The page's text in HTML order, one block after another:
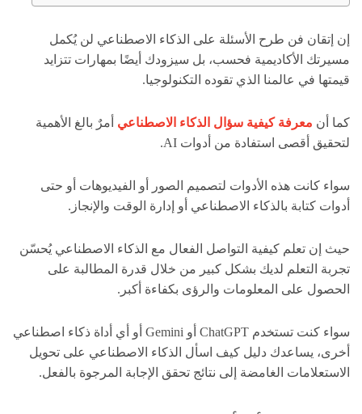
إن إتقان فن طرح الأسئلة على الذكاء الاصطناعي لن يُكمل
مسيرتك الأكاديمية فحسب، بل سيزودك أيضًا بمهارات تتزايد
قيمتها في عالمنا الذي تقوده التكنولوجيا.
كما أن معرفة كيفية سؤال الذكاء الاصطناعي أمرٌ بالغ الأهمية
لتحقيق أقصى استفادة من أدوات AI.
سواء كانت هذه الأدوات لتصميم الصور أو الفيديوهات أو حتى
أدوات كتابة بالذكاء الاصطناعي أو إدارة الوقت والإنجاز.
حيث إن تعلم كيفية التواصل الفعال مع الذكاء الاصطناعي يُحسّن
تجربة التعلم لديك بشكل كبير من خلال قدرة المطالبة على
الحصول على المعلومات والرؤى بكفاءة أكبر.
سواء كنت تستخدم ChatGPT أو Gemini أو أي أداة ذكاء اصطناعي
أخرى، يساعدك دليل كيف اسأل الذكاء الاصطناعي على تحويل
الاستعلامات الغامضة إلى نتائج تحقق الإجابة المرجوة بالفعل.